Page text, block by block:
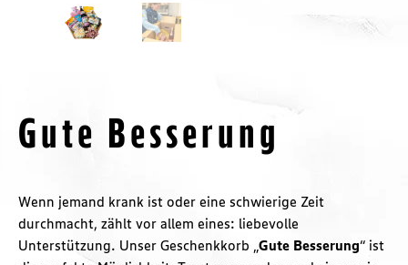
Gute Besserung
Wenn jemand krank ist oder eine schwierige Zeit
durchmacht, zählt vor allem eines: liebevolle
Unterstützung. Unser Geschenkkorb „ Gute Besserung“ ist